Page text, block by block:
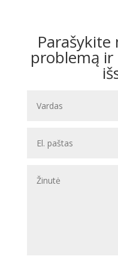
Parašykite
problemą ir